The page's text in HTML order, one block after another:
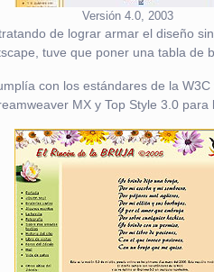
Versión 4.0, 2003
de lograr armar el diseño
tuve que poner una tabla de
con los estándares de la
MX y Top Style 3.0 para